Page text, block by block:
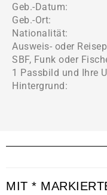
Geb.-Datum:
Geb.-Ort:
Nationalität:
Ausweis- oder
SBF, Funk oder
1 Passbild und Ihre
Hintergrund:
MIT *